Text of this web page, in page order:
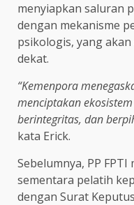
menyiapkan saluran
dengan mekanisme
psikologis, yang
dekat.
“Kemenpora
menciptakan
berintegritas, dan
kata Erick.
Sebelumnya, PP
sementara pelatih
dengan Surat